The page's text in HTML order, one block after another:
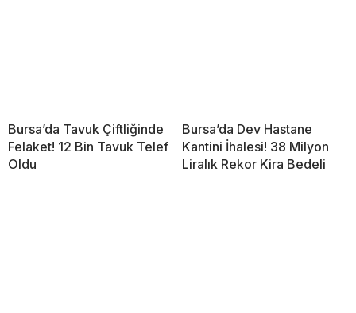
Bursa’da Tavuk Çiftliğinde
Felaket! 12 Bin Tavuk Telef
Oldu
Bursa’da Dev Hastane
Kantini İhalesi! 38 Milyon
Liralık Rekor Kira Bedeli